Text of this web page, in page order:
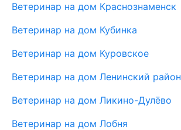
Ветеринар на дом Краснознаменск
Ветеринар на дом Кубинка
Ветеринар на дом Куровское
Ветеринар на дом Ленинский район
Ветеринар на дом Ликино-Дулёво
Ветеринар на дом Лобня